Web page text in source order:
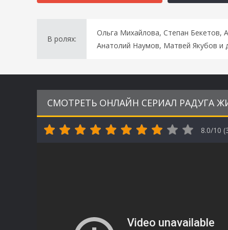
В ролях:
Ольга Михайлова, Степан Бекетов,
Анатолий Наумов, Матвей Якубов и
СМОТРЕТЬ ОНЛАЙН СЕРИАЛ РАДУГА
8.0/10 (